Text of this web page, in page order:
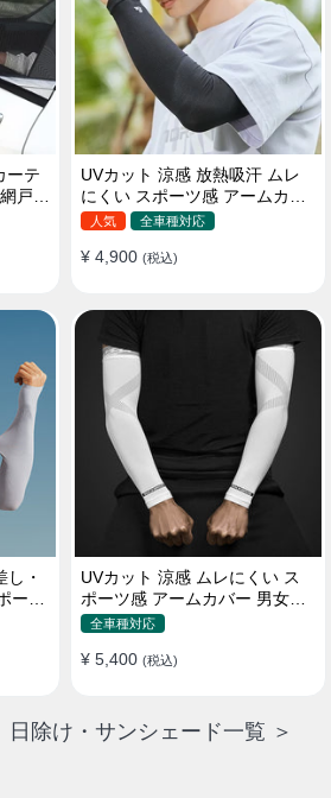
ーテ
戸
UVカット 涼感 放熱吸汗 ムレ
にくい スポーツ感 アームカバ
ー 男女汎用
人気 全車種対応
¥ 4,900 (税込)
し・
ーツ
UVカット 涼感 ムレにくい ス
ポーツ感 アームカバー 男女汎
用 xs-xxl
全車種対応
¥ 5,400 (税込)
日除け・サンシェード一覧 ＞